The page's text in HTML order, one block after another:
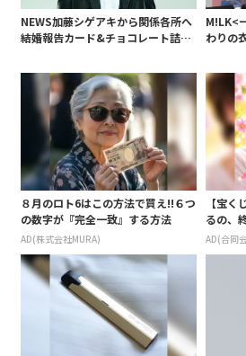
NEWS加藤シゲアキから関係各所へ
結婚報告カード&チョコレート詰め
も添えて
M!LK<
わりの
８月のロト6はこの方法で買え!!６つ
の数字が『完全一致』する方法
AD(株式会社MURA)
【宝
るの、
AD(合同